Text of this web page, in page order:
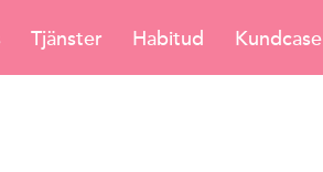
Tjänster Habitud Kundcase